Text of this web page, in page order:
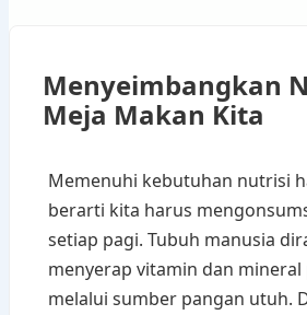
Menyeimbangkan
Meja Makan Kita
Memenuhi kebutuhan nutrisi
berarti kita harus
setiap pagi. Tubuh manusia
menyerap vitamin dan
melalui sumber pangan utuh.